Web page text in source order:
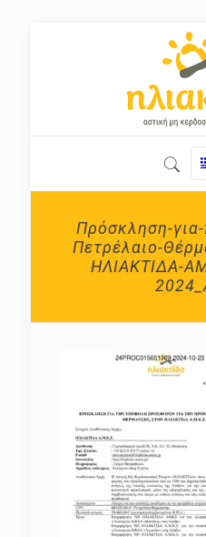
Πρόσκληση-
Πετρέλαιο-
ΗΛΙΑΚΤΙΔΑ-